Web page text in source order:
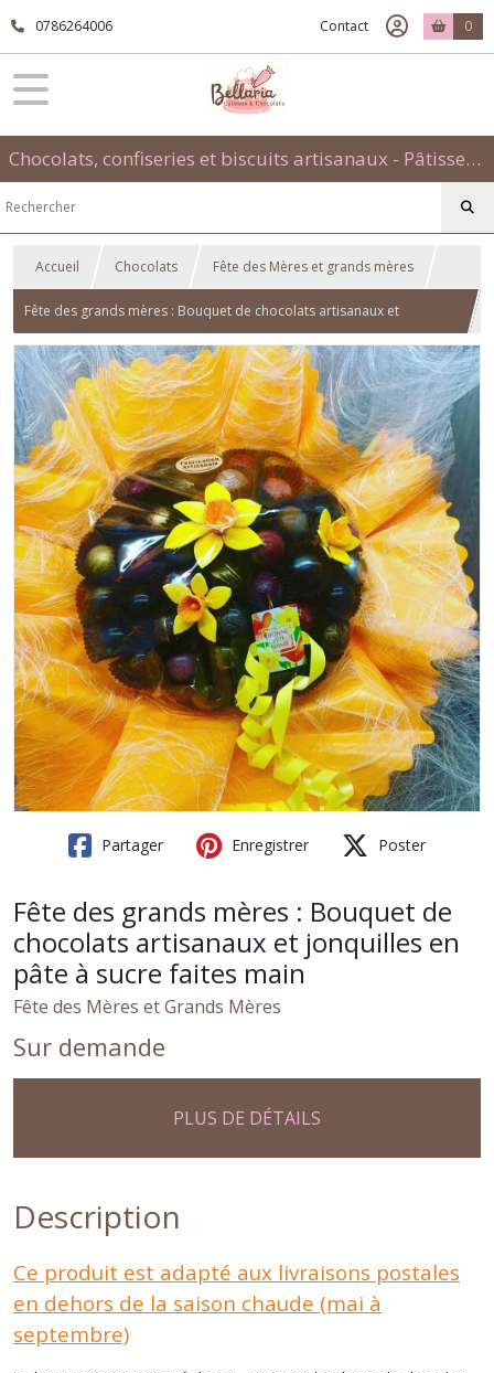
0786264006 Contact 0
Chocolats, confiseries et biscuits artisanaux - Pâtisseries évènementielles et traditionnelles
Accueil Chocolats Fête des Mères et grands mères
Fête des grands mères : Bouquet de chocolats artisanaux et
jonquilles en pâte à sucre faites main
Partager Enregistrer Poster
Fête des grands mères : Bouquet de
chocolats artisanaux et jonquilles en
pâte à sucre faites main
Fête des Mères et Grands Mères
Sur demande
PLUS DE DÉTAILS
Description
Ce produit est adapté aux livraisons postales
en dehors de la saison chaude (mai à
septembre)